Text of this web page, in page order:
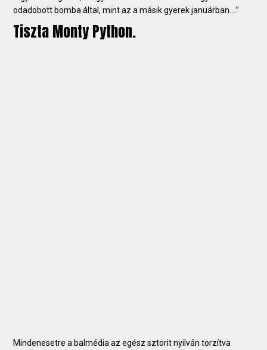
odadobott bomba által, mint az a másik gyerek januárban….”
Tiszta Monty Python.
Mindenesetre a balmédia az egész sztorit nyilván torzítva